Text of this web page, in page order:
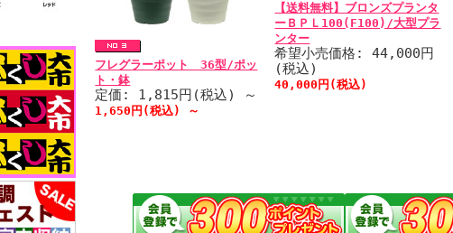
フレグラーポット 36型/ポッ
ト・鉢
定価: 1,815円(税込) ～
1,650円(税込) ～
【送料無料】ブロンズプランタ
ーＢＰＬ100(F100)/大型プラ
ンター
希望小売価格: 44,000円
(税込)
40,000円(税込)